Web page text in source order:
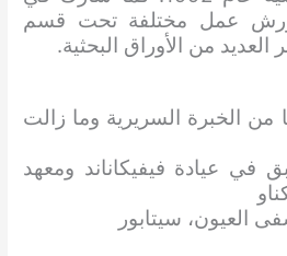
عمل مختلفة تحت قسم
من الأوراق البحثية.
36 عامًا من الخبرة السريرية وما زالت
عيادة فيفيكاناند ومعهد
العيون، سيتابور